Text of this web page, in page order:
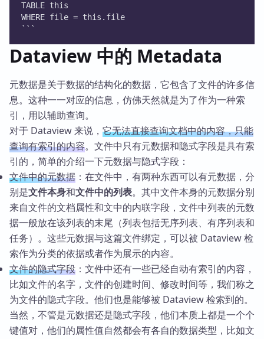
TABLE this
WHERE file = this.file
```
Dataview 中的 Metadata
元数据是关于数据的结构化的数据，它包含了文件的许多信
息。这种一一对应的信息，仿佛天然就是为了作为一种索
引，用以辅助查询。
对于 Dataview 来说， 它无法直接查询文档中的内容，只能
查询有索引的内容。文件中只有元数据和隐式字段是具有索
引的，简单的介绍一下元数据与隐式字段：
文件中的元数据 ：在文件中，有两种东西可以有元数据，分
别是文件本身和文件中的列表。其中文件本身的元数据分别
来自文件的文档属性和文中的内联字段，文件中列表的元数
据一般放在该列表的末尾（列表包括无序列表、有序列表和
任务）。这些元数据与这篇文件绑定，可以被 Dataview 检
索作为分类的依据或者作为展示的内容。
文件的隐式字段 ：文件中还有一些已经自动有索引的内容，
比如文件的名字，文件的创建时间、修改时间等，我们称之
为文件的隐式字段。他们也是能够被 Dataview 检索到的。
当然，不管是元数据还是隐式字段，他们本质上都是一个个
键值对，他们的属性值自然都会有各自的数据类型，比如文